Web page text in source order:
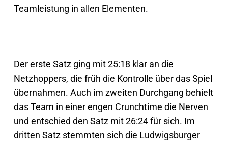
Teamleistung in allen Elementen.
Der erste Satz ging mit 25:18 klar an die
Netzhoppers, die früh die Kontrolle über das Spiel
übernahmen. Auch im zweiten Durchgang behielt
das Team in einer engen Crunchtime die Nerven
und entschied den Satz mit 26:24 für sich. Im
dritten Satz stemmten sich die Ludwigsburger